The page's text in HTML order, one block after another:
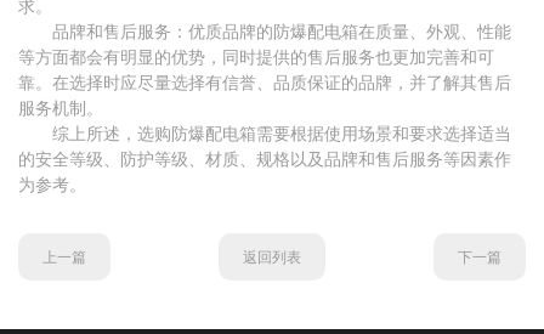
求。
品牌和售后服务：优质品牌的防爆配电箱在质量、外观、性能
等方面都会有明显的优势，同时提供的售后服务也更加完善和可
靠。在选择时应尽量选择有信誉、品质保证的品牌，并了解其售后
服务机制。
综上所述，选购防爆配电箱需要根据使用场景和要求选择适当
的安全等级、防护等级、材质、规格以及品牌和售后服务等因素作
为参考。
上一篇 返回列表 下一篇